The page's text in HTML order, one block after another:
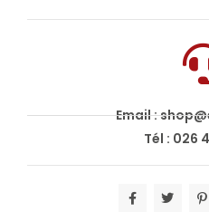
Email :
Tél : 026